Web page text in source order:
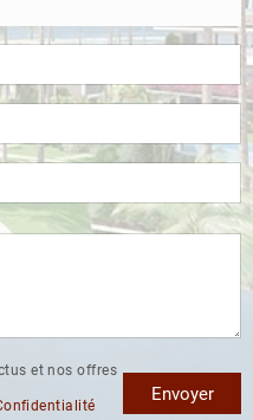
et nos offres
Envoyer